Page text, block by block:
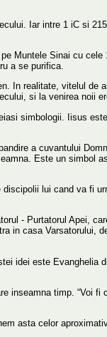
Iar intre 1 iC si
Muntele Sinai cu
a se purifica.
In realitate, vitelul de
si la venirea noii
simbologii. Iisus
a cuvantului
Este un simbol
lui cand va fi
- Purtatorul Apei,
in casa Varsatorului,
idei este Evanghelia
inseamna timp. “Voi
asta celor